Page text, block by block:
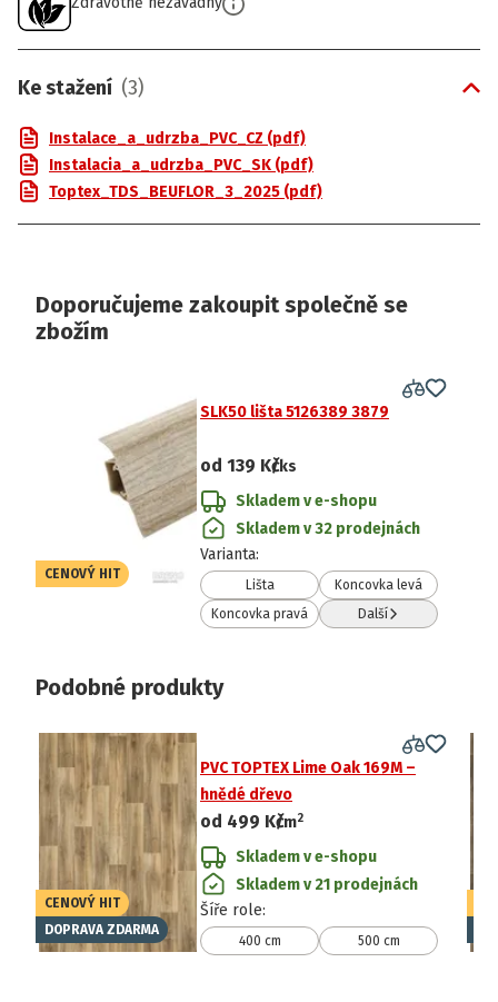
Ke stažení (3)
Instalace_a_udrzba_PVC_CZ (pdf)
Instalacia_a_udrzba_PVC_SK (pdf)
Toptex_TDS_BEUFLOR_3_2025 (pdf)
Doporučujeme zakoupit společně se
zbožím
CENOVÝ HIT
SLK50 lišta 5126389 3879
od 139 Kč/ks
Skladem v e-shopu
Skladem v 32 prodejnách
Varianta:
Lišta
Koncovka levá
Koncovka pravá
Další
Podobné produkty
CENOVÝ HIT
DOPRAVA ZDARMA
PVC TOPTEX Lime Oak 169M –
hnědé dřevo
od 499 Kč
/m2
Skladem v e-shopu
Skladem v 21 prodejnách
Šíře role:
400 cm 500 cm